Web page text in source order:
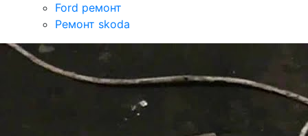
Ford ремонт
Ремонт skoda